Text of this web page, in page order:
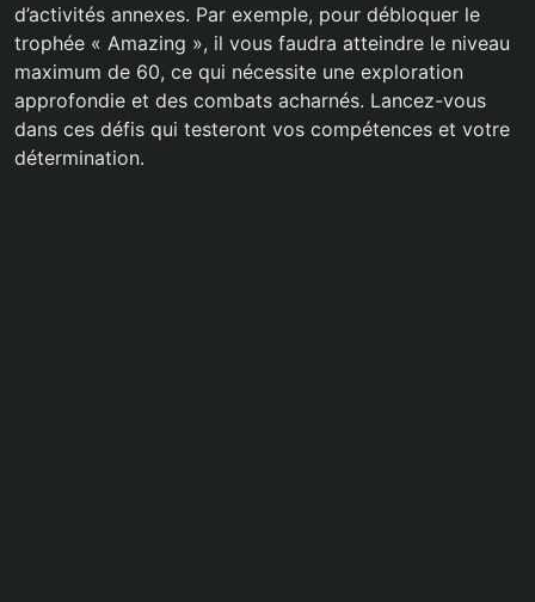
d’activités annexes. Par exemple, pour débloquer le
trophée « Amazing », il vous faudra atteindre le niveau
maximum de 60, ce qui nécessite une exploration
approfondie et des combats acharnés. Lancez-vous
dans ces défis qui testeront vos compétences et votre
détermination.